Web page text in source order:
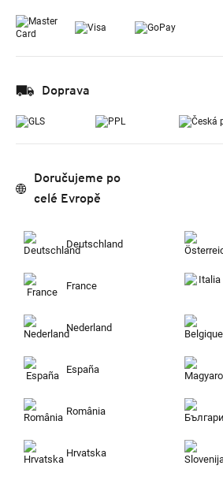
Doprava
Doručujeme po
celé Evropě
Deutschland
France
Nederland
España
România
Hrvatska